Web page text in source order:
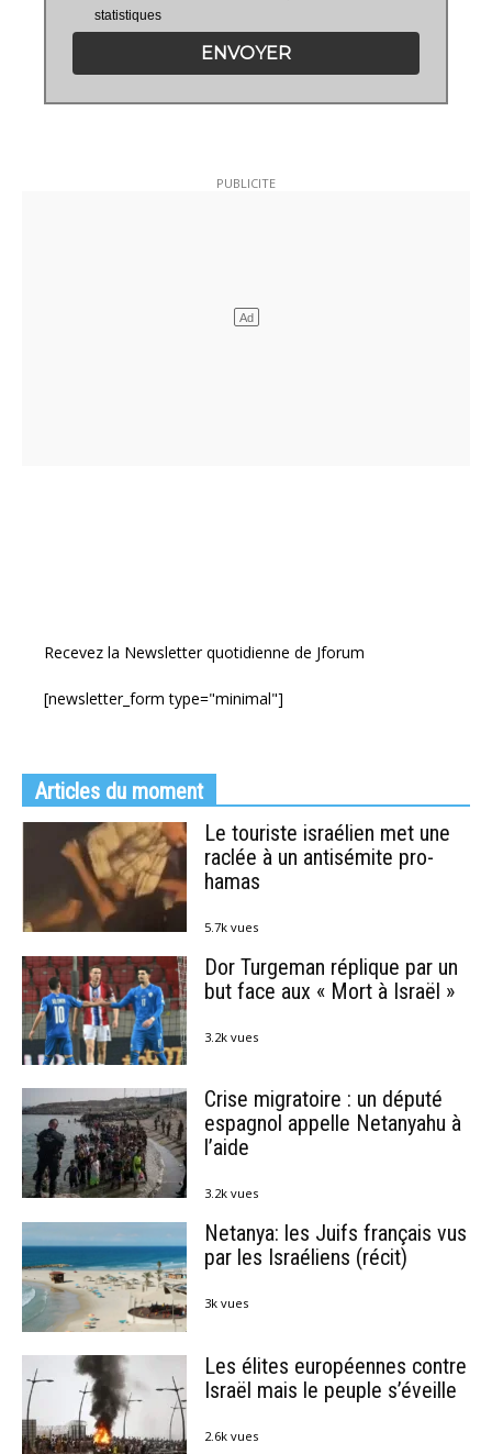
statistiques
ENVOYER
Recevez la Newsletter quotidienne de Jforum
[newsletter_form type="minimal"]
Articles du moment
Le touriste israélien met une
raclée à un antisémite pro-
hamas
5.7k vues
Dor Turgeman réplique par un
but face aux « Mort à Israël »
3.2k vues
Crise migratoire : un député
espagnol appelle Netanyahu à
l’aide
3.2k vues
Netanya: les Juifs français vus
par les Israéliens (récit)
3k vues
Les élites européennes contre
Israël mais le peuple s’éveille
2.6k vues